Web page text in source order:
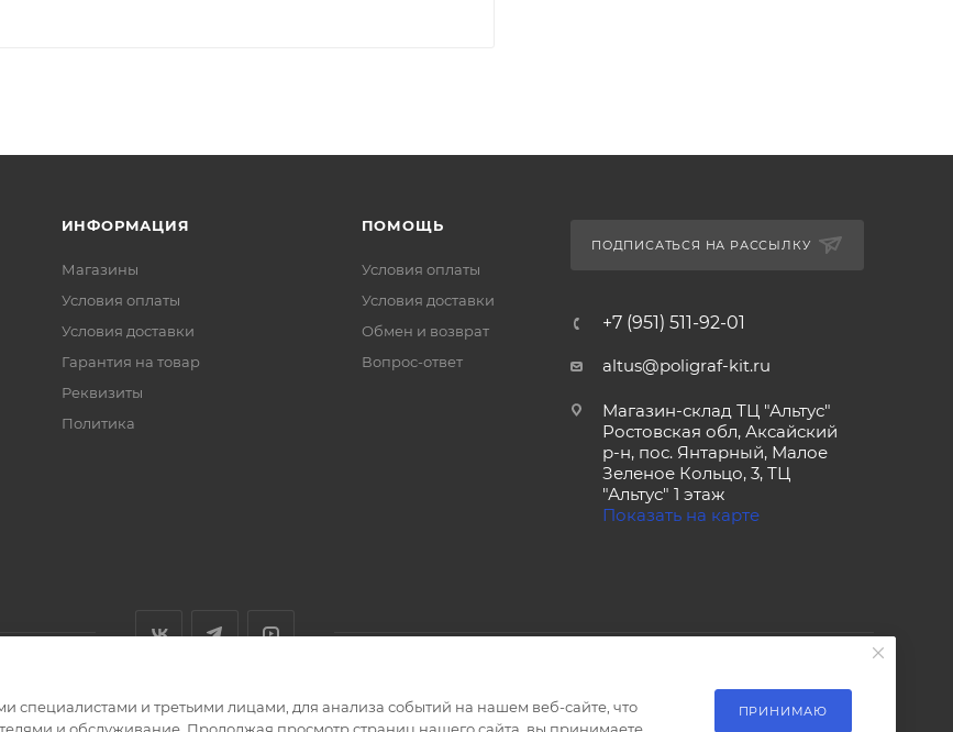
ИНФОРМАЦИЯ
Магазины
Условия оплаты
Условия доставки
Гарантия на товар
Реквизиты
Политика
ПОМОЩЬ
Условия оплаты
Условия доставки
Обмен и возврат
Вопрос-ответ
ПОДПИСАТЬСЯ НА РАССЫЛКУ
+7 (951) 511-92-01
altus@poligraf-kit.ru
Магазин-склад ТЦ "Альтус"
Ростовская обл, Аксайский
р-н, пос. Янтарный, Малое
Зеленое Кольцо, 3, ТЦ
"Альтус" 1 этаж
Показать на карте
и третьими лицами, для анализа событий на нашем веб-сайте, что
ПРИНИМАЮ